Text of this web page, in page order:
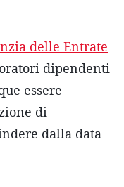
delle Entrate
dipendenti
essere
di
dalla data